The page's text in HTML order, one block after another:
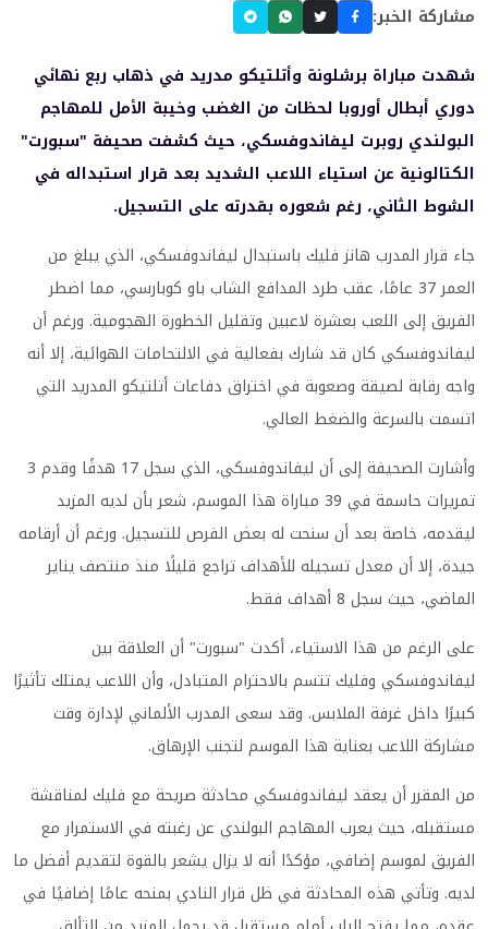
مشاركة الخبر:
شهدت مباراة برشلونة وأتلتيكو مدريد في ذهاب ربع نهائي
دوري أبطال أوروبا لحظات من الغضب وخيبة الأمل للمهاجم
البولندي روبرت ليفاندوفسكي، حيث كشفت صحيفة "سبورت"
الكتالونية عن استياء اللاعب الشديد بعد قرار استبداله في
الشوط الثاني، رغم شعوره بقدرته على التسجيل.
جاء قرار المدرب هانز فليك باستبدال ليفاندوفسكي، الذي يبلغ من
العمر 37 عامًا، عقب طرد المدافع الشاب باو كوبارسي، مما اضطر
الفريق إلى اللعب بعشرة لاعبين وتقليل الخطورة الهجومية. ورغم أن
ليفاندوفسكي كان قد شارك بفعالية في الالتحامات الهوائية، إلا أنه
واجه رقابة لصيقة وصعوبة في اختراق دفاعات أتلتيكو المدريد التي
اتسمت بالسرعة والضغط العالي.
وأشارت الصحيفة إلى أن ليفاندوفسكي، الذي سجل 17 هدفًا وقدم 3
تمريرات حاسمة في 39 مباراة هذا الموسم، شعر بأن لديه المزيد
ليقدمه، خاصة بعد أن سنحت له بعض الفرص للتسجيل. ورغم أن أرقامه
جيدة، إلا أن معدل تسجيله للأهداف تراجع قليلًا منذ منتصف يناير
الماضي، حيث سجل 8 أهداف فقط.
على الرغم من هذا الاستياء، أكدت "سبورت" أن العلاقة بين
ليفاندوفسكي وفليك تتسم بالاحترام المتبادل، وأن اللاعب يمتلك تأثيرًا
كبيرًا داخل غرفة الملابس. وقد سعى المدرب الألماني لإدارة وقت
مشاركة اللاعب بعناية هذا الموسم لتجنب الإرهاق.
من المقرر أن يعقد ليفاندوفسكي محادثة صريحة مع فليك لمناقشة
مستقبله، حيث يعرب المهاجم البولندي عن رغبته في الاستمرار مع
الفريق لموسم إضافي، مؤكدًا أنه لا يزال يشعر بالقوة لتقديم أفضل ما
لديه. وتأتي هذه المحادثة في ظل قرار النادي بمنحه عامًا إضافيًا في